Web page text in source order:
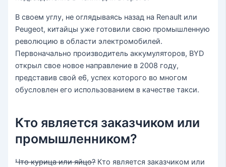
В своем углу, не оглядываясь назад на Renault или
Peugeot, китайцы уже готовили свою промышленную
революцию в области электромобилей.
Первоначально производитель аккумуляторов, BYD
открыл свое новое направление в 2008 году,
представив свой e6, успех которого во многом
обусловлен его использованием в качестве такси.
Кто является заказчиком или
промышленником?
Что курица или яйцо?Кто является заказчиком или